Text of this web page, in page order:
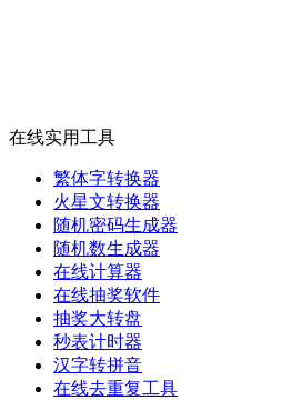
在线实用工具
繁体字转换器
火星文转换器
随机密码生成器
随机数生成器
在线计算器
在线抽奖软件
抽奖大转盘
秒表计时器
汉字转拼音
在线去重复工具